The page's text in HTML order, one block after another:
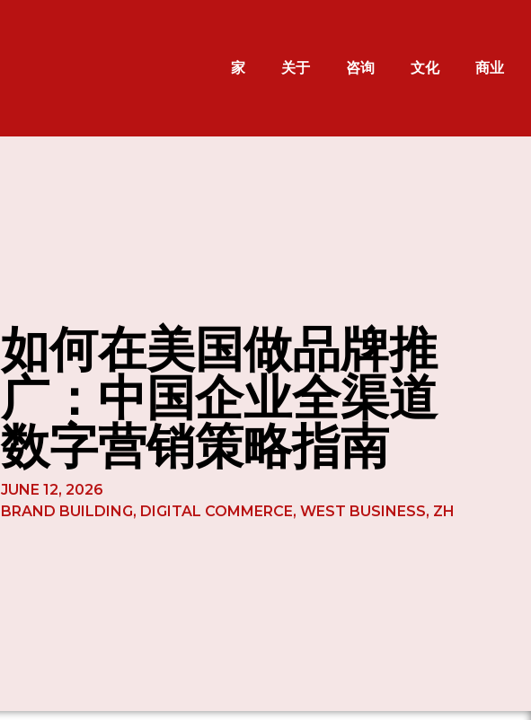
家 关于 咨询 文化 商业
如何在美国做品牌推
广：中国企业全渠道
数字营销策略指南
JUNE 12, 2026
BRAND BUILDING, DIGITAL COMMERCE,WEST BUSINESS, ZH